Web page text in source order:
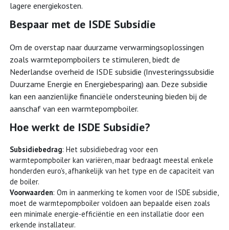
lagere energiekosten.
Bespaar met de ISDE Subsidie
Om de overstap naar duurzame verwarmingsoplossingen
zoals warmtepompboilers te stimuleren, biedt de
Nederlandse overheid de ISDE subsidie (Investeringssubsidie
Duurzame Energie en Energiebesparing) aan. Deze subsidie
kan een aanzienlijke financiële ondersteuning bieden bij de
aanschaf van een warmtepompboiler.
Hoe werkt de ISDE Subsidie?
Subsidiebedrag: Het subsidiebedrag voor een
warmtepompboiler kan variëren, maar bedraagt meestal enkele
honderden euro's, afhankelijk van het type en de capaciteit van
de boiler.
Voorwaarden: Om in aanmerking te komen voor de ISDE subsidie,
moet de warmtepompboiler voldoen aan bepaalde eisen zoals
een minimale energie-efficiëntie en een installatie door een
erkende installateur.